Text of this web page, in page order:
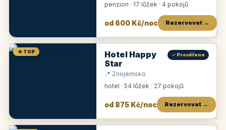
penzion · 17 lůžek · 4 pokojů
od 600 Kč/noc Rezervovat →
★ TOP
Hotel Happy
Star
✓ Prověřeno
📍 Znojemsko
hotel · 54 lůžek · 27 pokojů
od 875 Kč/noc Rezervovat →